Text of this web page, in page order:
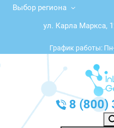
Выбор региона
ул. Карла Маркса,
График работы:
8 (800)